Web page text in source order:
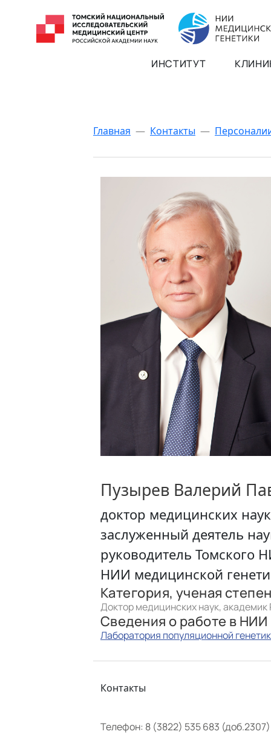
ИНСТИТУТ
Главная — Контакты —
Пузырев Валерий
доктор медицинских
заслуженный деятель
руководитель Томского
НИИ медицинской
Категория, ученая
доктор медицинских наук,
Сведения о работе в
Лаборатория популяционной
Контакты
Телефон: 8 (3822) 535 683 (доб.2307)